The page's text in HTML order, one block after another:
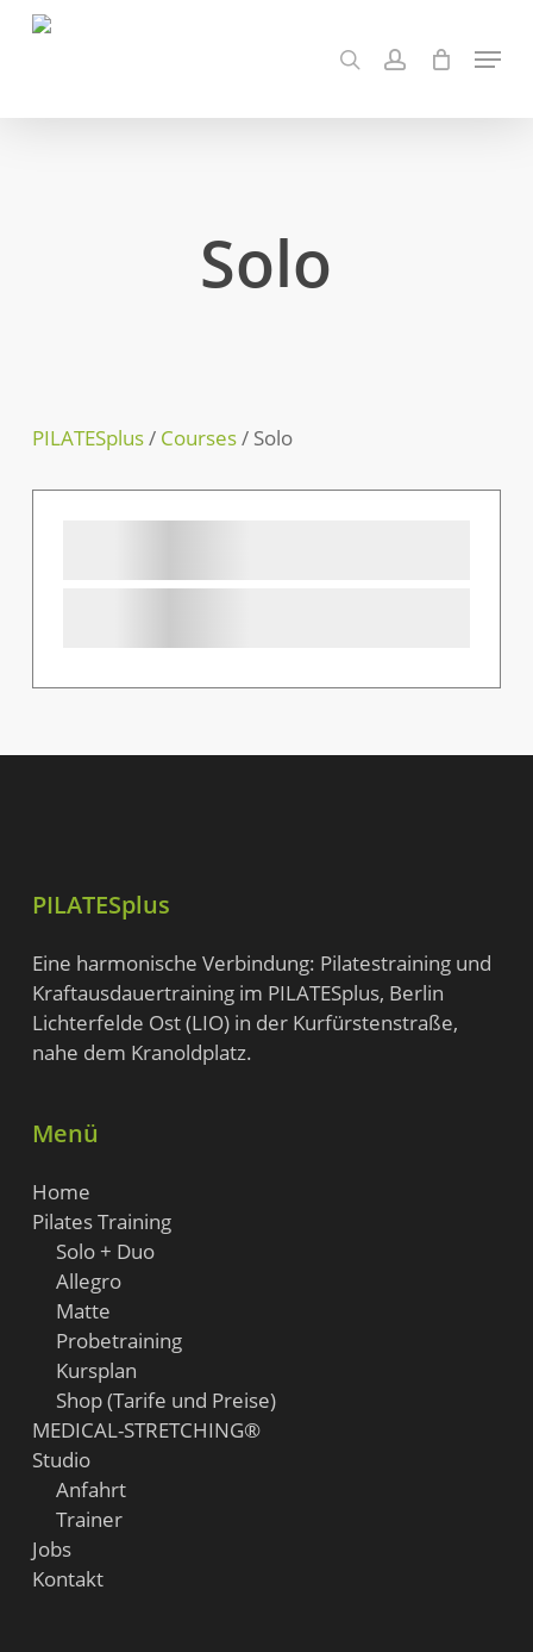
Skip
search accountMenu
Solo
PILATESplus/ Courses/ Solo
PILATESplus
Eine harmonische Verbindung: Pilatestraining und
Kraftausdauertraining im PILATESplus, Berlin
Lichterfelde Ost (LIO) in der Kurfürstenstraße,
nahe dem Kranoldplatz.
Menü
Home
Pilates Training
Solo + Duo
Allegro
Matte
Probetraining
Kursplan
Shop (Tarife und Preise)
MEDICAL-STRETCHING®
Studio
Anfahrt
Trainer
Jobs
Kontakt